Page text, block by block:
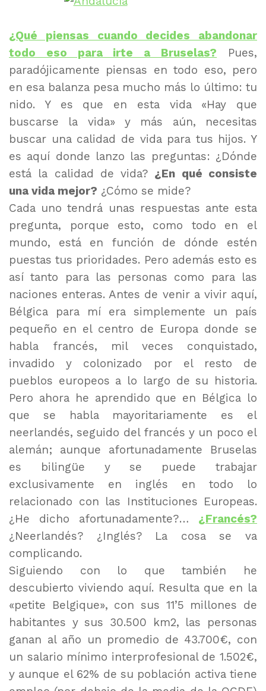
¿Qué piensas cuando decides abandonar
todo eso para irte a Bruselas? Pues,
paradójicamente piensas en todo eso, pero
en esa balanza pesa mucho más lo último: tu
nido. Y es que en esta vida «Hay que
buscarse la vida» y más aún, necesitas
buscar una calidad de vida para tus hijos. Y
es aquí donde lanzo las preguntas: ¿Dónde
está la calidad de vida? ¿En qué consiste
una vida mejor? ¿Cómo se mide?
Cada uno tendrá unas respuestas ante esta
pregunta, porque esto, como todo en el
mundo, está en función de dónde estén
puestas tus prioridades. Pero además esto es
así tanto para las personas como para las
naciones enteras. Antes de venir a vivir aquí,
Bélgica para mí era simplemente un país
pequeño en el centro de Europa donde se
habla francés, mil veces conquistado,
invadido y colonizado por el resto de
pueblos europeos a lo largo de su historia.
Pero ahora he aprendido que en Bélgica lo
que se habla mayoritariamente es el
neerlandés, seguido del francés y un poco el
alemán; aunque afortunadamente Bruselas
es bilingüe y se puede trabajar
exclusivamente en inglés en todo lo
relacionado con las Instituciones Europeas.
¿He dicho afortunadamente?… ¿Francés?
¿Neerlandés? ¿Inglés? La cosa se va
complicando.
Siguiendo con lo que también he
descubierto viviendo aquí. Resulta que en la
«petite Belgique», con sus 11’5 millones de
habitantes y sus 30.500 km2, las personas
ganan al año un promedio de 43.700€, con
un salario mínimo interprofesional de 1.502€,
y aunque el 62% de su población activa tiene